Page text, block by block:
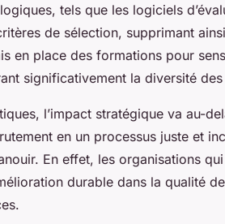
tels que les logiciels
de sélection, supprimant
en place des formations pour
significativement la diversité
l’impact stratégique va au-
en un processus juste et
En effet, les organisations
durable dans la qualité